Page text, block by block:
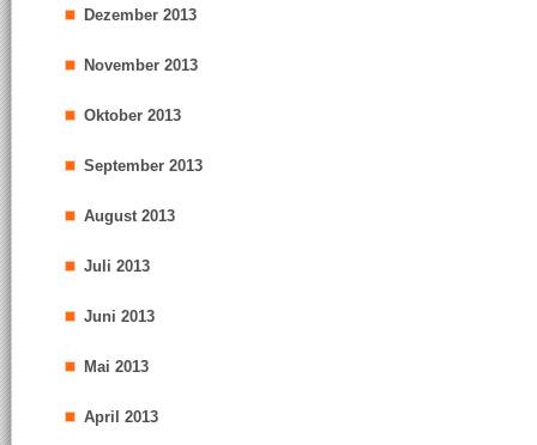
Dezember 2013
November 2013
Oktober 2013
September 2013
August 2013
Juli 2013
Juni 2013
Mai 2013
April 2013